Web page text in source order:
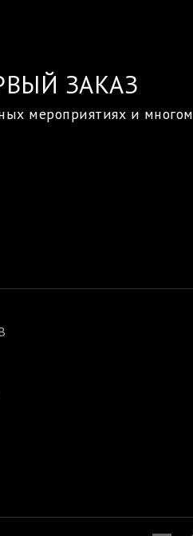
ЗАКАЗ
мероприятиях и многом